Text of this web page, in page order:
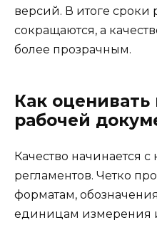
версий. В итоге сроки
сокращаются, а
более прозрачным.
Как оценивать
рабочей
Качество начинается
регламентов. Четко
форматам,
единицам измерения